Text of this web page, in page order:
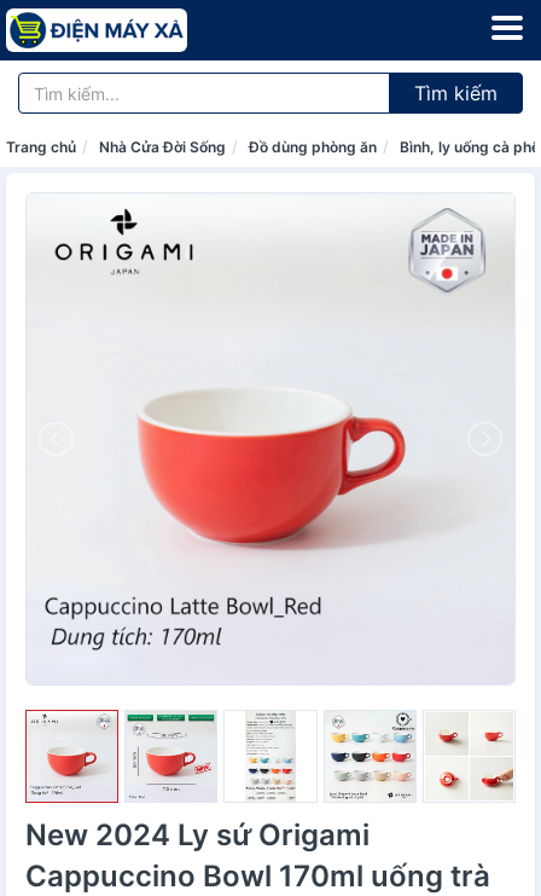
Tìm kiếm
Trang chủ Nhà Cửa Đời Sống Đồ dùng phòng ăn Bình, ly uống cà
New 2024 Ly sứ Origami
Cappuccino Bowl 170ml uống trà